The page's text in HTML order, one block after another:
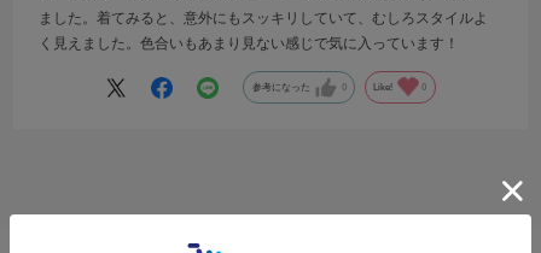
ました。着てみると、意外にもスッキリしていて、むしろスタイルよ
く見えました。色合いもあまり見ない感じで気に入っています！
参考になった 0 Like! 0